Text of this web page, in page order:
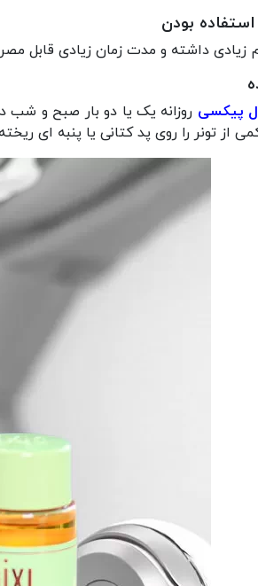
بودن
داشته و مدت زمان زیادی قابل مصرف است. بهترین زمان
پیکسی روزانه یک یا دو بار صبح و شب
از تونر را روی پد کتانی یا پنبه ای